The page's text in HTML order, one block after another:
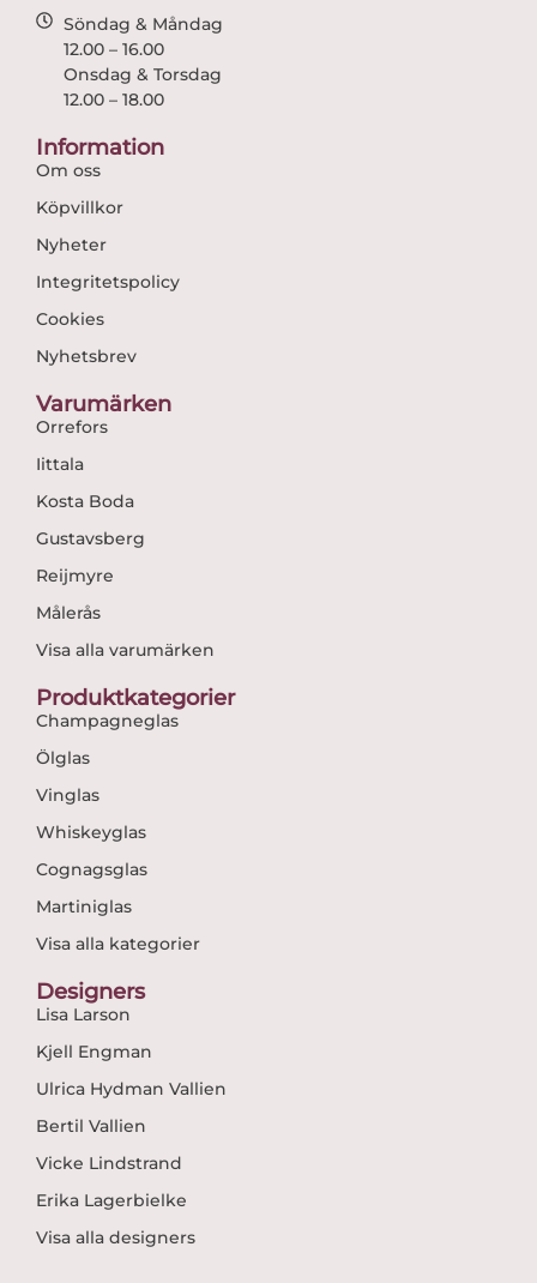
Söndag & Måndag
12.00 – 16.00
Onsdag & Torsdag
12.00 – 18.00
Information
Om oss
Köpvillkor
Nyheter
Integritetspolicy
Cookies
Nyhetsbrev
Varumärken
Orrefors
Iittala
Kosta Boda
Gustavsberg
Reijmyre
Målerås
Visa alla varumärken
Produktkategorier
Champagneglas
Ölglas
Vinglas
Whiskeyglas
Cognagsglas
Martiniglas
Visa alla kategorier
Designers
Lisa Larson
Kjell Engman
Ulrica Hydman Vallien
Bertil Vallien
Vicke Lindstrand
Erika Lagerbielke
Visa alla designers